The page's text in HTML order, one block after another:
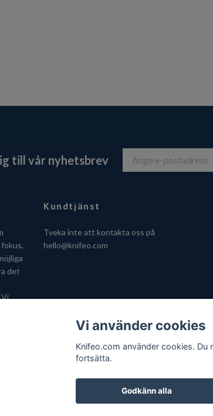
till vår nyhetsbrev
det
Vi
Kundtjänst
Tveka inte att kontakta oss på
hello@knifeo.com
Vi använder cookies
Knifeo.com använder cookies.
fortsätta.
Godkänn alla